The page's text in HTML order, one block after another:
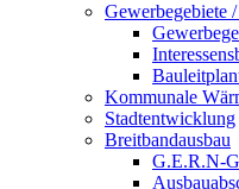
Gewerbegebiete
Kommunale
Stadtentwicklung
Breitbandausbau
G.E.R.N-